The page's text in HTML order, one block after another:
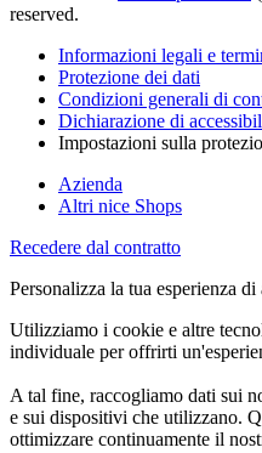
reserved.
Informazioni legali e
Protezione dei dati
Condizioni generali di
Dichiarazione di
Impostazioni sulla
Azienda
Altri nice Shops
Recedere dal contratto
Personalizza la tua esperienza di
Utilizziamo i cookie e altre
individuale per offrirti
A tal fine, raccogliamo dati sui
e sui dispositivi che utilizzano.
ottimizzare continuamente il